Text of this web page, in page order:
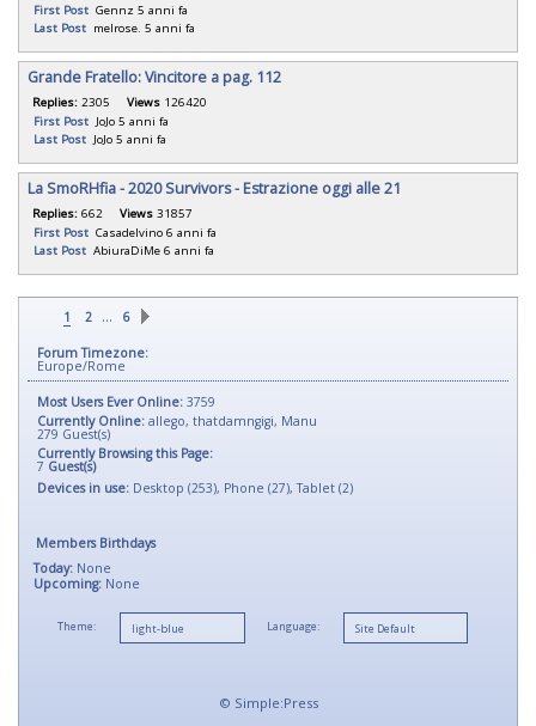
First Post Gennz 5 anni fa
Last Post melrose. 5 anni fa
Grande Fratello: Vincitore a pag. 112
Replies: 2305 Views 126420
First Post JoJo 5 anni fa
Last Post JoJo 5 anni fa
La SmoRHfia - 2020 Survivors - Estrazione oggi alle 21
Replies: 662 Views 31857
First Post Casadelvino 6 anni fa
Last Post AbiuraDiMe 6 anni fa
1 2 … 6
Forum Timezone:
Europe/Rome
Most Users Ever Online: 3759
Currently Online: allego, thatdamngigi, Manu
279 Guest(s)
Currently Browsing this Page:
7 Guest(s)
Devices in use: Desktop (253), Phone (27), Tablet (2)
Members Birthdays
Today: None
Upcoming: None
Theme: Language:
© Simple:Press